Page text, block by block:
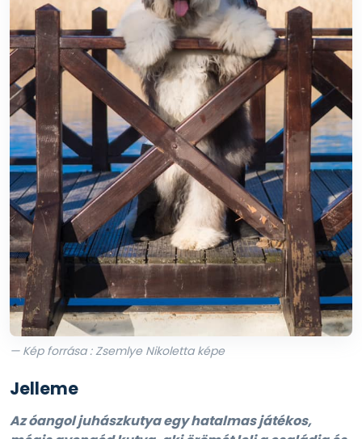
Jelleme
Az óangol juhászkutya egy hatalmas játékos,
— Kép forrása : Zsemlye Nikoletta képe